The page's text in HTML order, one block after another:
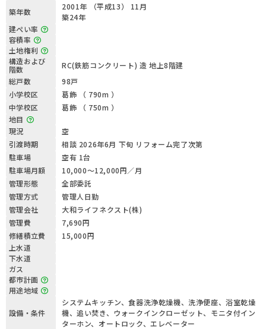
築年数
2001年 （平成13） 11月
築24年
建ぺい率
容積率
土地権利
構造および
階数
RC(鉄筋コンクリート) 造 地上8階建
総戸数
98戸
小学校区
葛飾 （ 790m ）
中学校区
葛飾 （ 750m ）
地目
現況
空
引渡時期
相談 2026年6月 下旬 リフォーム完了次第
駐車場
空有 1台
駐車場月額
10,000〜12,000円／月
管理形態
全部委託
管理方式
管理人日勤
管理会社
大和ライフネクスト(株)
管理費
7,690円
修繕積立費
15,000円
上水道
下水道
ガス
都市計画
用途地域
設備・条件
システムキッチン、食器洗浄乾燥機、洗浄便座、浴室乾燥
機、追い焚き、ウォークインクローゼット、モニタ付イン
ターホン、オートロック、エレベーター